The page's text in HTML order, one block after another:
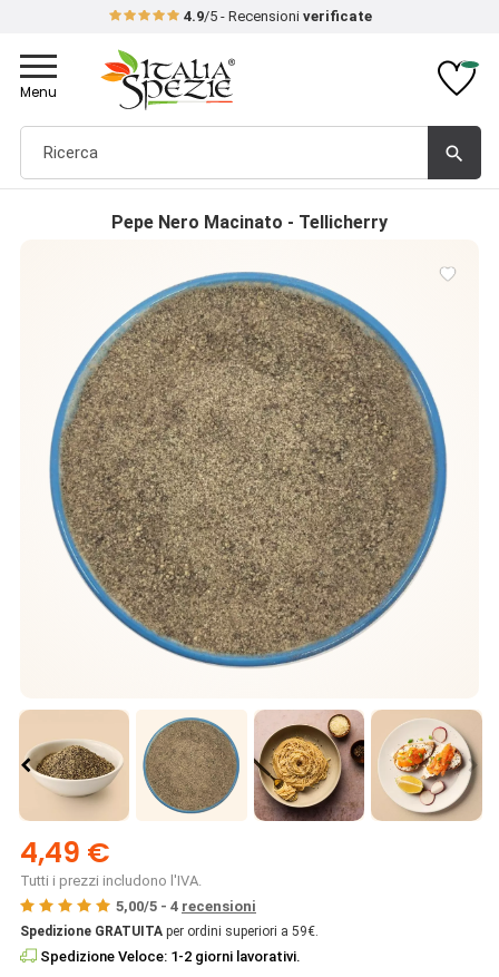
4.9/5 - Recensioni verificate
search
Toggle
navigation
Menu
Pepe Nero Macinato - Tellicherry

4,49 €
Tutti i prezzi includono l'IVA.
5,00/5 - 4 recensioni
Spedizione GRATUITA per ordini superiori a 59€.
Spedizione Veloce: 1-2 giorni lavorativi.